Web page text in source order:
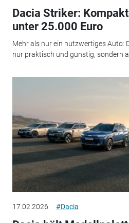
Dacia Striker:
unter 25.000 Euro
Mehr als nur ein nutzwertiges Auto:
nur praktisch und günstig, sondern
17.02.2026 #Dacia